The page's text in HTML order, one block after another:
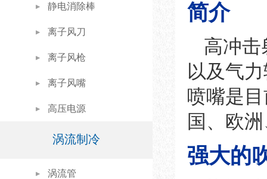
静电消除棒
离子风刀
离子风枪
离子风嘴
高压电源
涡流制冷
涡流管
简介
高冲击
以及气
喷嘴是
国、欧
强大的